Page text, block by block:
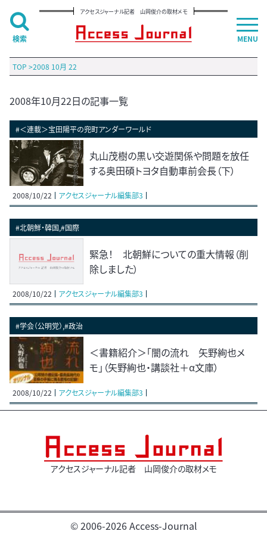
アクセスジャーナル記者 山岡俊介の取材メモ
TOP >2008 10月 22
2008年10月22日の記事一覧
#＜連載＞宝田陽平の兜町アンダーワールド
丸山茂樹の黒い交遊関係や問題を放任
する奥田碩トヨタ自動車前会長（下）
2008/10/22 アクセスジャーナル編集部3
#北朝鮮・韓国,#国際
緊急！ 北朝鮮についての重大情報（削
除しました）
2008/10/22 アクセスジャーナル編集部3
#学会（公明党）,#政治
＜書籍紹介＞「闇の流れ 矢野絢也メ
モ」（矢野絢也・講談社＋α文庫）
2008/10/22 アクセスジャーナル編集部3
アクセスジャーナル記者 山岡俊介の取材メモ
© 2006-2026 Access-Journal
MENU
検索